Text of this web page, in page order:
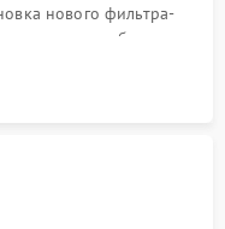
нового фильтра-
обдува,
дверных петель.